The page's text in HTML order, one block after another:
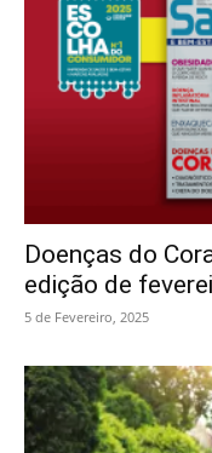
Doenças do
edição de
5 de Fevereiro, 2025